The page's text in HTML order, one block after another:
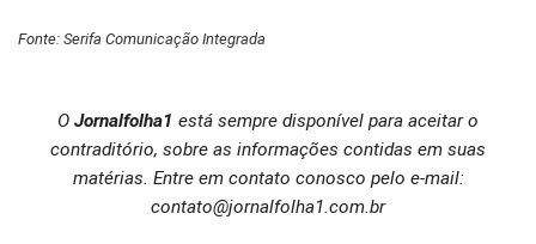
Fonte: Serifa Comunicação Integrada
O Jornalfolha1 está sempre disponível para aceitar o
contraditório, sobre as informações contidas em suas
matérias. Entre em contato conosco pelo e-mail:
contato@jornalfolha1.com.br